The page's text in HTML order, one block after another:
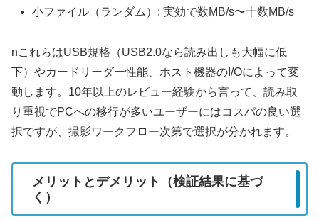
小ファイル（ランダム）: 実効で数MB/s〜十数MB/s
nこれらはUSB規格（USB2.0なら読み出しも大幅に低
下）やカードリーダー性能、ホスト機器のI/Oによって変
動します。10年以上のレビュー経験から言って、読み取
り重視でPCへの移行が多いユーザーにはコスパの良い選
択ですが、撮影ワークフロー次第で選択が分かれます。
メリットとデメリット（検証結果に基づ
く）